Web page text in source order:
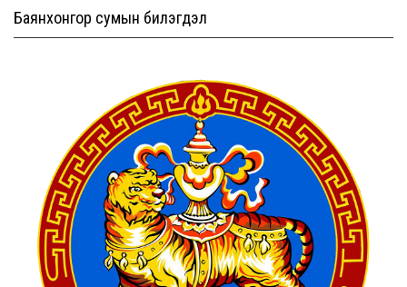
Баянхонгор сумын билэгдэл